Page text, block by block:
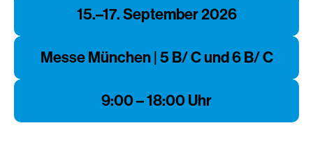
15.–17. September 2026
Messe München | 5 B/ C und 6 B/ C
9:00 – 18:00 Uhr